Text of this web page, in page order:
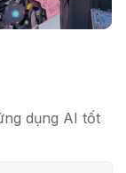
dụng AI tốt